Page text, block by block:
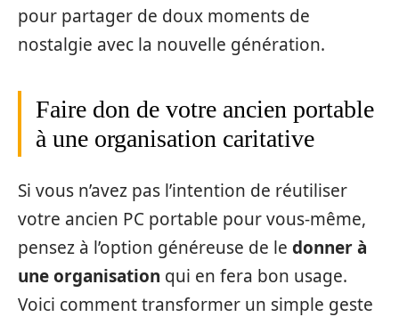
pour partager de doux moments de
nostalgie avec la nouvelle génération.
Faire don de votre ancien portable
à une organisation caritative
Si vous n’avez pas l’intention de réutiliser
votre ancien PC portable pour vous-même,
pensez à l’option généreuse de le donner à
une organisation qui en fera bon usage.
Voici comment transformer un simple geste